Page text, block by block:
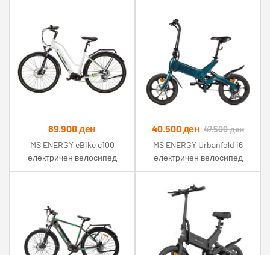
89.900 ден
MS ENERGY eBike c100
електричен велосипед
40.500 ден 47.500ден
MS ENERGY Urbanfold i6
електричен велосипед
зелена боја